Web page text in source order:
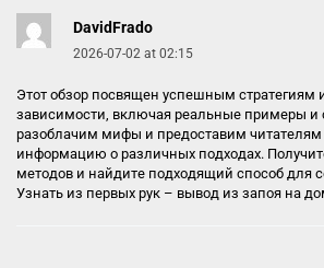
DavidFrado
2026-07-02 at 02:15
Этот обзор посвящен успешным стратегиям
зависимости, включая реальные примеры и
разоблачим мифы и предоставим читателям
информацию о различных подходах.
методов и найдите подходящий способ для
Узнать из первых рук – вывод из запоя на